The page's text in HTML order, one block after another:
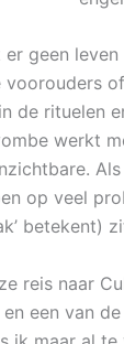
geen
de rituelen
werkt
op veel
betekent)
reis naar
een van